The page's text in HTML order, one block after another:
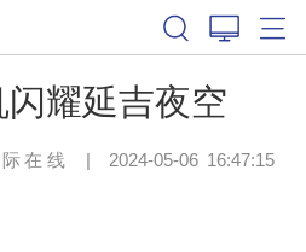
耀延吉夜空
在线 | 2024-05-06 16:47:15